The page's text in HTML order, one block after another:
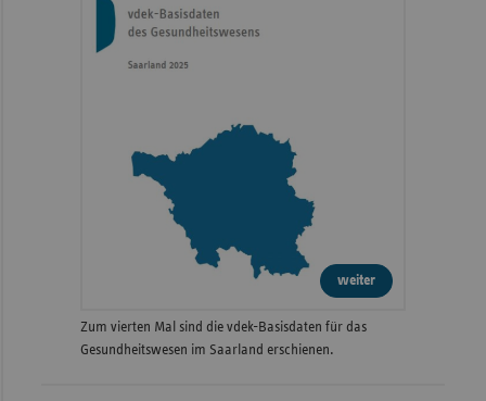
weiter
Zum vierten Mal sind die vdek-Basisdaten für das
Gesundheitswesen im Saarland erschienen.